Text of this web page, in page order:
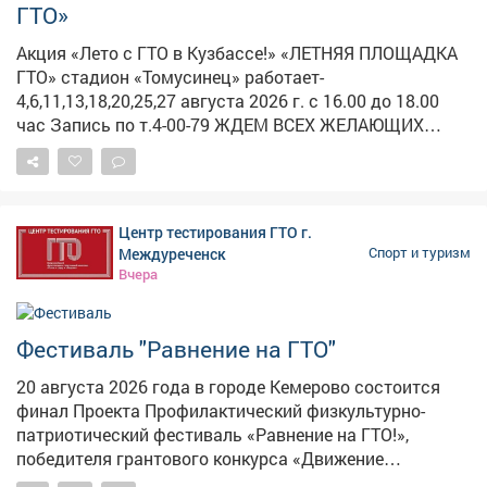
спортивного комплекса «Готов к труду и обороне»
(ГТО) и приобщению молодёжи к здоровому образу
жизни. Для получения более детальной информации о
графике работы центров тестирования и расписании
выполнения нормативов можно обратиться в центры
тестирования города Новокузнецка!
ГТО»
Акция «Лето с ГТО в Кузбассе!» «ЛЕТНЯЯ ПЛОЩАДКА
ГТО» стадион «Томусинец» работает-
4,6,11,13,18,20,25,27 августа 2026 г. с 16.00 до 18.00
час Запись по т.4-00-79 ЖДЕМ ВСЕХ ЖЕЛАЮЩИХ
ВЫПОЛНИТЬ НОРМАТИВЫ комплекса ГТО ПРОВЕДИ
ВЕЧЕР С ПОЛЬЗОЙ ДЛЯ ЗДОРОВЬЯ!
Центр тестирования ГТО г.
Междуреченск
Вчера
Спорт и туризм
Фестиваль "Равнение на ГТО"
20 августа 2026 года в городе Кемерово состоится
финал Проекта Профилактический физкультурно-
патриотический фестиваль «Равнение на ГТО!»,
победителя грантового конкурса «Движение
Первых-2026». В мероприятии примут участие